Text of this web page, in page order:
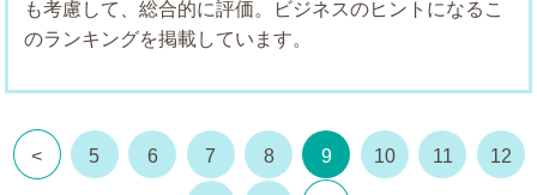
も考慮して、総合的に評価。ビジネスのヒントになるこ
のランキングを掲載しています。
< 5 6 7 8 9 10 11 12